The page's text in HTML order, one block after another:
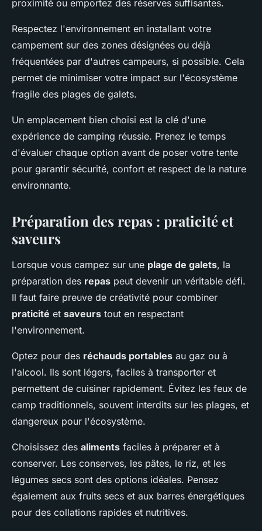
proximité ou emportez des réserves suffisantes.
Respectez l'environnement en installant votre
campement sur des zones désignées ou déjà
fréquentées par d'autres campeurs, si possible. Cela
permet de minimiser votre impact sur l'écosystème
fragile des plages de galets.
Un emplacement bien choisi est la clé d'une
expérience de camping réussie. Prenez le temps
d'évaluer chaque option avant de poser votre tente
pour garantir sécurité, confort et respect de la nature
environnante.
Préparation des repas : praticité et
saveurs
Lorsque vous campez sur une plage de galets, la
préparation des repas peut devenir un véritable défi.
Il faut faire preuve de créativité pour combiner
praticité et saveurs tout en respectant
l'environnement.
Optez pour des réchauds portables au gaz ou à
l'alcool. Ils sont légers, faciles à transporter et
permettent de cuisiner rapidement. Évitez les feux de
camp traditionnels, souvent interdits sur les plages, et
dangereux pour l'écosystème.
Choisissez des aliments faciles à préparer et à
conserver. Les conserves, les pâtes, le riz, et les
légumes secs sont des options idéales. Pensez
également aux fruits secs et aux barres énergétiques
pour des collations rapides et nutritives.